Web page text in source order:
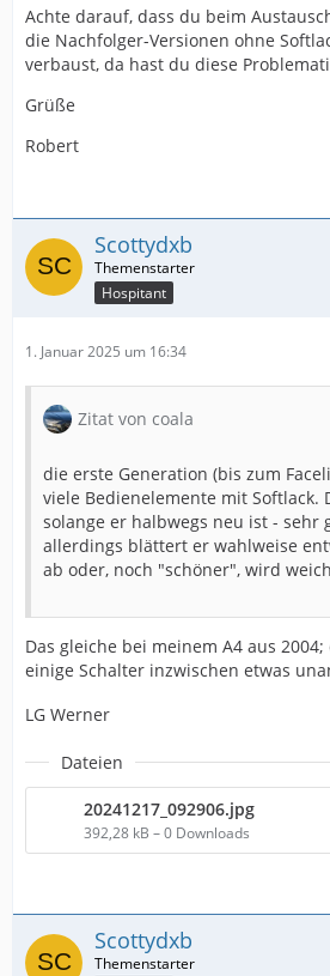
Achte darauf, dass du beim
die Nachfolger-Versionen ohne
verbaust, da hast du diese
Grüße
Robert
Scottydxb
Hospitant
1. Januar 2025 um 16:34
Zitat von coala
die erste Generation (bis zum
viele Bedienelemente mit Softlack.
solange er halbwegs neu ist - sehr
allerdings blättert er wahlweise
ab oder, noch "schöner", wird
Das gleiche bei meinem A4 aus
einige Schalter inzwischen etwas
LG Werner
Dateien
20241217_092906.jpg
392,28 kB – 0 Downloads
Scottydxb